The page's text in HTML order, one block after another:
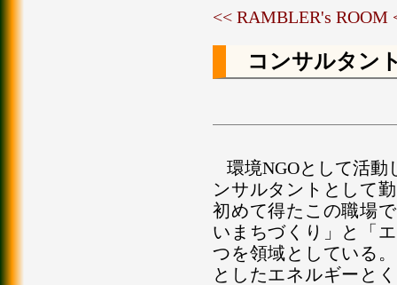
<< RAMBLER's ROOM
コンサルタン
環境NGOとして活
ンサルタントとして
初めて得たこの職場
いまちづくり」と「
つを領域としている
としたエネルギーと